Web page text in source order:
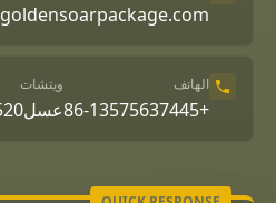
الهاتف
+86-13575637445
ويتشات
عسلBB-520